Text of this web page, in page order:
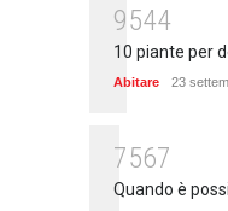
9544
10 piante per
Abitare 23
7567
Quando è